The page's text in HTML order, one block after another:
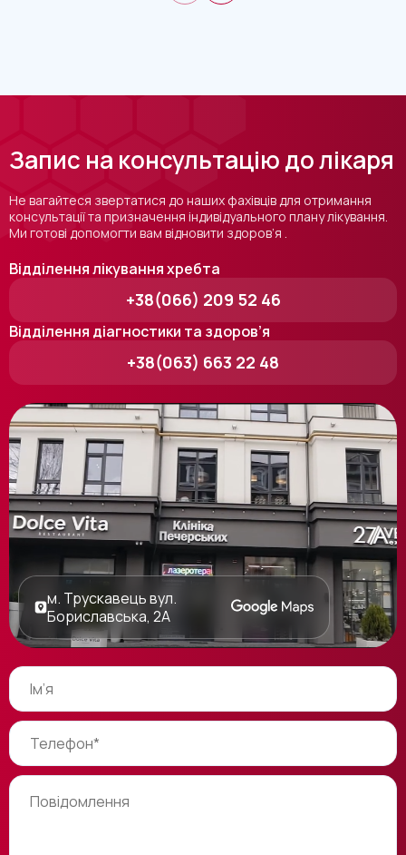
Запис на консультацію до лікаря
Не вагайтеся звертатися до наших фахівців для отримання
консультації та призначення індивідуального плану лікування.
Ми готові допомогти вам відновити здоров’я .
Відділення лікування хребта
+38(066) 209 52 46
Відділення діагностики та здоров’я
+38(063) 663 22 48
м. Трускавець вул.
Бориславська, 2А